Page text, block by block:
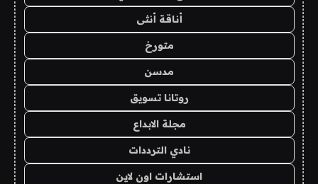
أناقة أنثى
متورخ
مدسن
روتانا تسويق
مجلة الابداع
نادي الترددات
استشارات اون لاين